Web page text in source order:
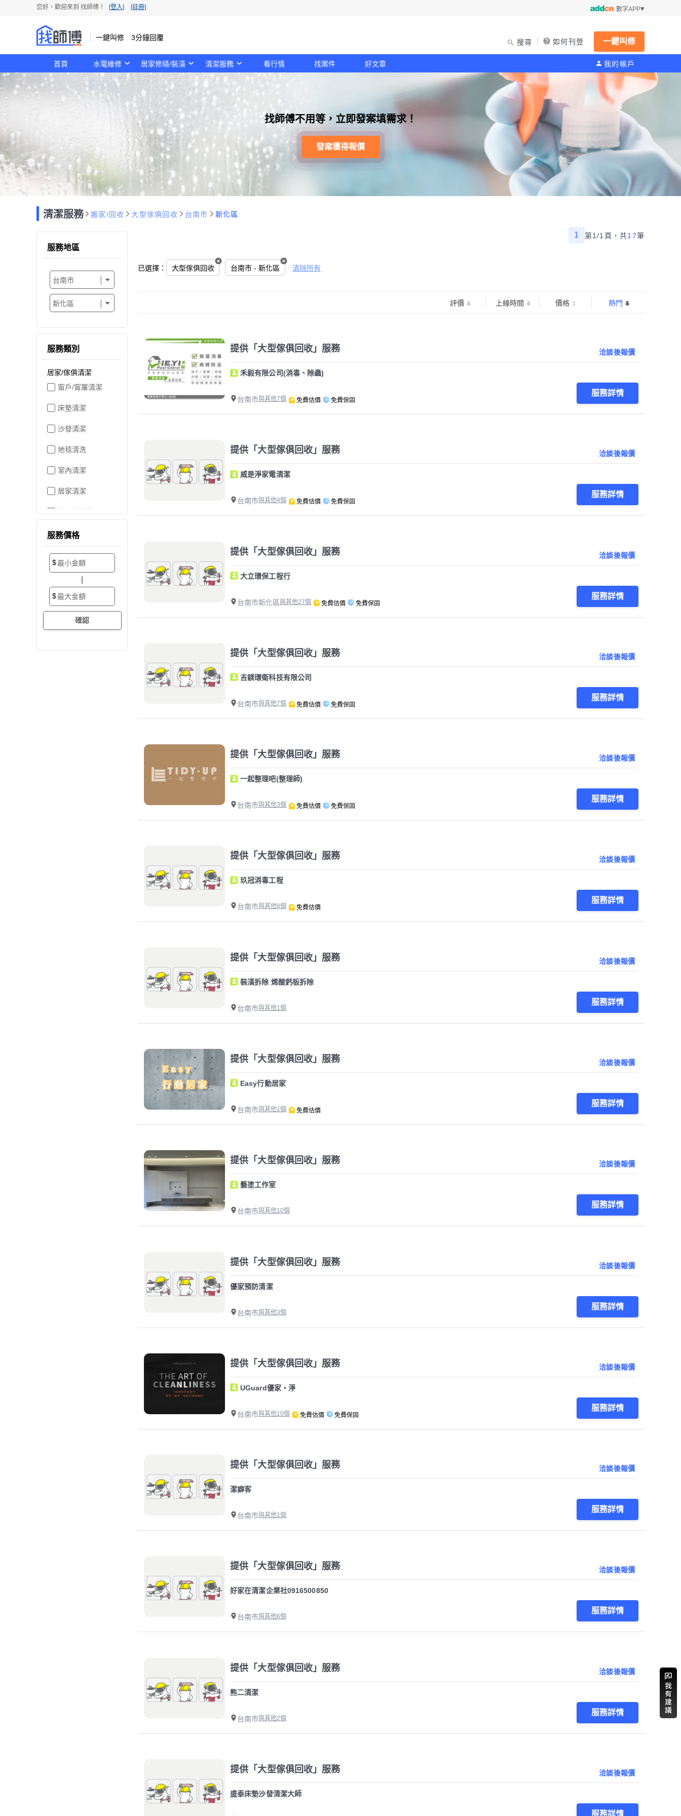
您好，歡迎來到 找師傅！ [登入] [註冊] 數字APP
一鍵叫修 3分鐘回覆
搜尋 如何刊登 一鍵叫修
首頁 水電維修 居家修繕/裝潢 清潔服務 看行情 找案件 好文章 我的帳戶
找師傅不用等，立即發案填需求！
發案獲得報價
清潔服務 搬家/回收 大型傢俱回收 台南市 新化區
1 第1/1頁， 共17筆
已選擇： 大型傢俱回收 台南市 - 新化區 清除所有
服務地區
服務類別
居家/傢俱清潔
窗戶/窗簾清潔
床墊清潔
沙發清潔
地毯清洗
室內清潔
居家清潔
空屋打掃
居家收納
搬家/裝潢後清潔
大掃除
辦公室清潔
服務價格
$
$
評價 上線時間 價格 熱門
提供「大型傢俱回收」服務 洽談後報價
禾毅有限公司(消毒、除蟲)
台南市與其他7個 免費估價 免費保固
服務詳情
提供「大型傢俱回收」服務 洽談後報價
威是淨家電清潔
台南市與其他4個 免費估價 免費保固
服務詳情
提供「大型傢俱回收」服務 洽談後報價
大立環保工程行
台南市新化區與其他27個 免費估價 免費保固
服務詳情
提供「大型傢俱回收」服務 洽談後報價
吉鎂環衛科技有限公司
台南市與其他7個 免費估價 免費保固
服務詳情
提供「大型傢俱回收」服務 洽談後報價
一起整理吧(整理師)
台南市與其他3個 免費估價 免費保固
服務詳情
提供「大型傢俱回收」服務 洽談後報價
玖冠消毒工程
台南市與其他8個 免費估價
服務詳情
提供「大型傢俱回收」服務 洽談後報價
裝潢拆除 烯酸鈣板拆除
台南市與其他1個
服務詳情
提供「大型傢俱回收」服務 洽談後報價
Easy行動居家
台南市與其他1個 免費估價
服務詳情
提供「大型傢俱回收」服務 洽談後報價
藝塗工作室
台南市與其他10個
服務詳情
提供「大型傢俱回收」服務 洽談後報價
優家預防清潔
台南市與其他3個
服務詳情
提供「大型傢俱回收」服務 洽談後報價
UGuard優家・淨
台南市與其他10個 免費估價 免費保固
服務詳情
提供「大型傢俱回收」服務 洽談後報價
潔癖客
台南市與其他1個
服務詳情
提供「大型傢俱回收」服務 洽談後報價
好家在清潔企業社0916500850
台南市與其他6個
服務詳情
提供「大型傢俱回收」服務 洽談後報價
熊二清潔
台南市與其他2個
服務詳情
提供「大型傢俱回收」服務 洽談後報價
盛泰床墊沙發清潔大師
服務詳情